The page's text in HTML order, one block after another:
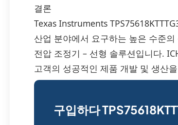
결론
Texas Instruments
산업 분야에서 요구하는 높은 수준
전압 조정기 – 선형 솔루션입니다.
고객의 성공적인 제품 개발 및 생산
구입하다